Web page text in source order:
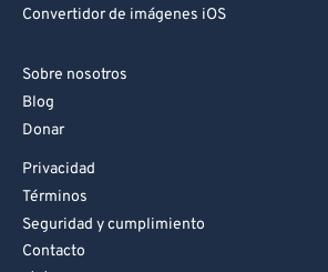
Convertidor de imágenes iOS
Sobre nosotros
Blog
Donar
Privacidad
Términos
Seguridad y cumplimiento
Contacto